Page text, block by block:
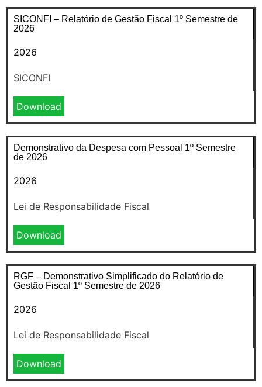
SICONFI – Relatório de Gestão Fiscal 1º Semestre de
2026
2026
SICONFI
Download
Demonstrativo da Despesa com Pessoal 1º Semestre
de 2026
2026
Lei de Responsabilidade Fiscal
Download
RGF – Demonstrativo Simplificado do Relatório de
Gestão Fiscal 1º Semestre de 2026
2026
Lei de Responsabilidade Fiscal
Download